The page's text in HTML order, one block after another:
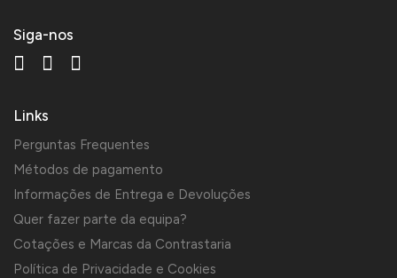
Siga-nos
Links
Perguntas Frequentes
Métodos de pagamento
Informações de Entrega e Devoluções
Quer fazer parte da equipa?
Cotações e Marcas da Contrastaria
Política de Privacidade e Cookies